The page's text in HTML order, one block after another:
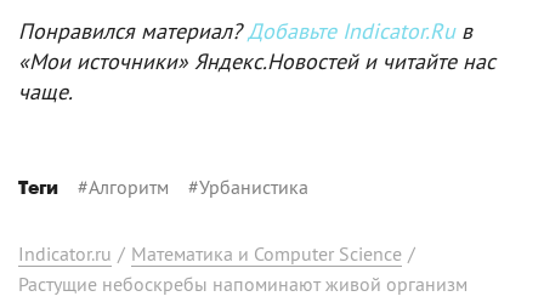
Понравился материал?Добавьте Indicator.Ruв
«Мои источники» Яндекс.Новостей и читайте нас
чаще.
Теги #Алгоритм #Урбанистика
Indicator.ru / Математика и Computer Science /
Растущие небоскребы напоминают живой организм